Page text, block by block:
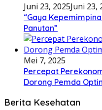
Juni 23, 2025Juni 23,
“Gaya
Panutan”
Mei 7, 2025
Percepat
Dorong Pemda
Berita Kesehatan